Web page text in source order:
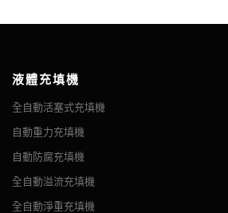
液體充填機
全自動活塞式充填機
自動重力充填機
自動防腐充填機
全自動溢流充填機
全自動淨重充填機